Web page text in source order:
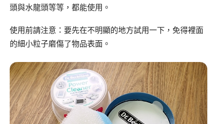
頭與水龍頭等等，都能使用。
使用前請注意：要先在不明顯的地方試用一下，免得裡面
的細小粒子磨傷了物品表面。